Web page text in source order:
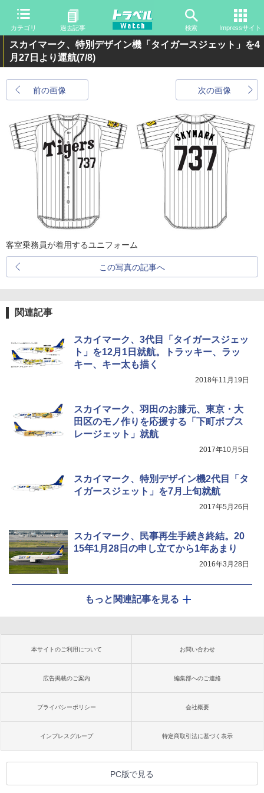
カテゴリ 過去記事 検索 Impressサイト
スカイマーク、特別デザイン機「タイガースジェット」を4
月27日より運航(7/8)
前の画像 次の画像
客室乗務員が着用するユニフォーム
この写真の記事へ
関連記事
スカイマーク、3代目「タイガースジェッ
ト」を12月1日就航。トラッキー、ラッ
キー、キー太も描く
2018年11月19日
スカイマーク、羽田のお膝元、東京・大
田区のモノ作りを応援する「下町ボブス
レージェット」就航
2017年10月5日
スカイマーク、特別デザイン機2代目「タ
イガースジェット」を7月上旬就航
2017年5月26日
スカイマーク、民事再生手続き終結。20
15年1月28日の申し立てから1年あまり
2016年3月28日
もっと関連記事を見る
本サイトのご利用について お問い合わせ
広告掲載のご案内 編集部へのご連絡
プライバシーポリシー 会社概要
インプレスグループ 特定商取引法に基づく表示
PC版で見る